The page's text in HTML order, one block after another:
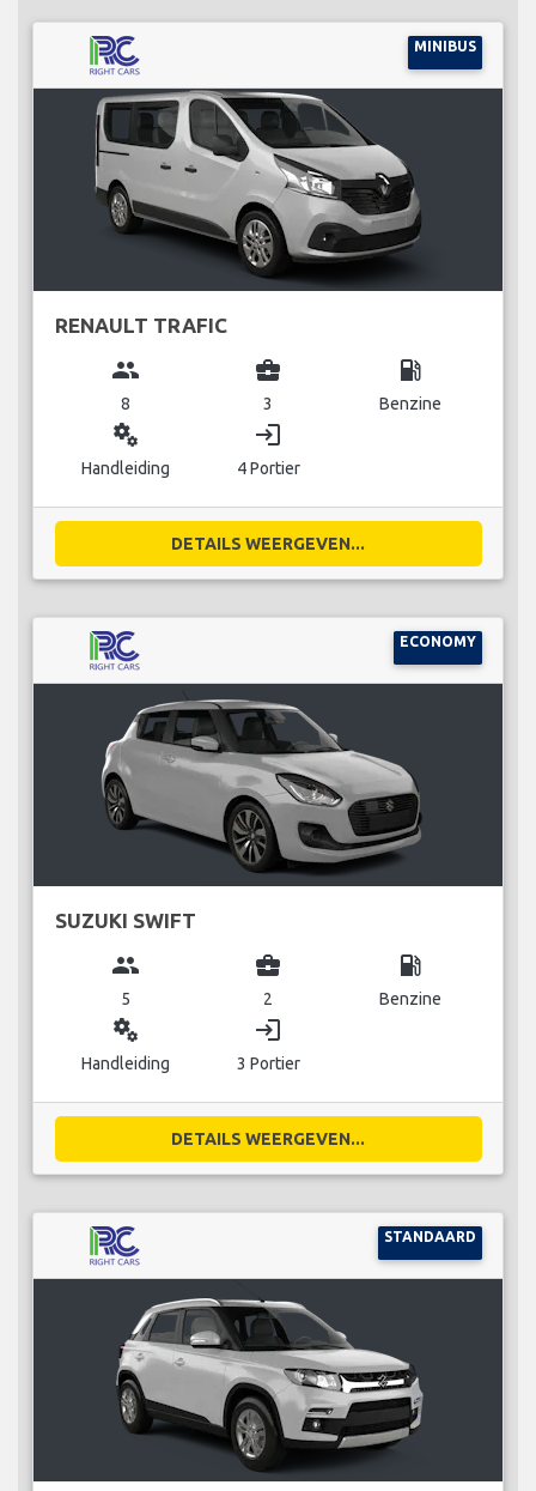
MINIBUS
RENAULT TRAFIC
group
8
business_center
3
local_gas_station
Benzine
miscellaneous_services
Handleiding
login
4 Portier
DETAILS WEERGEVEN...
ECONOMY
SUZUKI SWIFT
group
5
business_center
2
local_gas_station
Benzine
miscellaneous_services
Handleiding
login
3 Portier
DETAILS WEERGEVEN...
STANDAARD